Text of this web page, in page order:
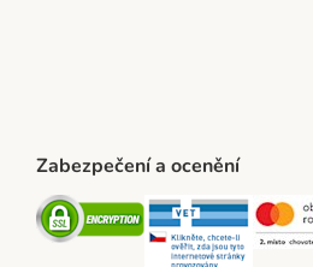
Zabezpečení a ocenění
Security Security